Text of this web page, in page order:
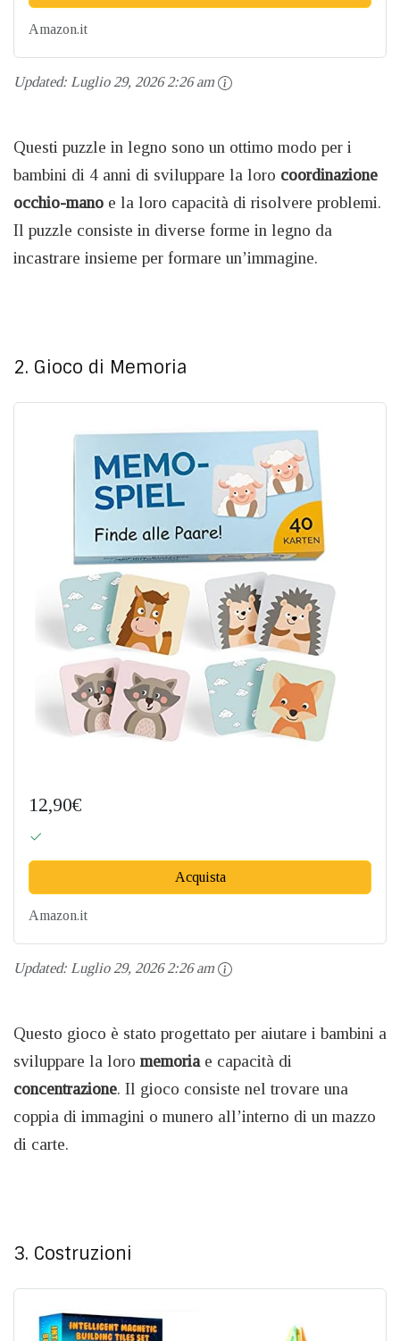
Amazon.it
Updated: Luglio 29, 2026 2:26 am
Questi puzzle in legno sono un ottimo modo per i
bambini di 4 anni di sviluppare la loro coordinazione
occhio-mano e la loro capacità di risolvere problemi.
Il puzzle consiste in diverse forme in legno da
incastrare insieme per formare un’immagine.
2. Gioco di Memoria
12,90€
Acquista
Amazon.it
Updated: Luglio 29, 2026 2:26 am
Questo gioco è stato progettato per aiutare i bambini a
sviluppare la loro memoriae capacità di
concentrazione. Il gioco consiste nel trovare una
coppia di immagini o munero all’interno di un mazzo
di carte.
3. Costruzioni